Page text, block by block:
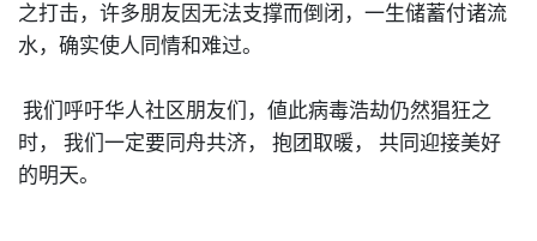
之打击 ， 许多朋友因无法支撑而倒闭 ， 一生储蓄付诸流
水， 确实使人同情和难过。
我们呼吁华人社区朋友们 ， 値此病毒浩劫仍然猖狂之
时，
我们一定要同舟共济， 抱团取暖，
共同迎接美好
的明天。